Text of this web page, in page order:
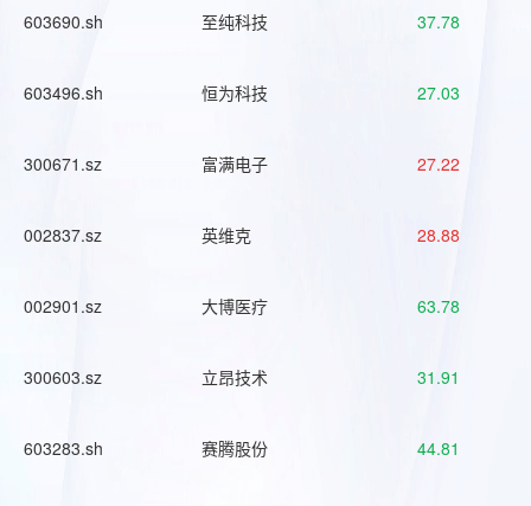
603690.sh 至纯科技 37.78
603496.sh 恒为科技 27.03
300671.sz 富满电子 27.22
002837.sz 英维克 28.88
002901.sz 大博医疗 63.78
300603.sz 立昂技术 31.91
603283.sh 赛腾股份 44.81